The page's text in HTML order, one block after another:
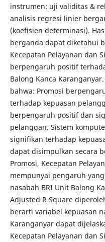
instrumen: uji validitas &
analisis regresi linier
(koefisien determinasi).
berganda dapat diketahui
Kecepatan Pelayanan dan
berpengaruh positif
Balong Kanca
bahwa: Promosi
terhadap kepuasan
berpengaruh positif dan
pelanggan. Sistem
signifikan terhadap
dapat disimpulkan secara
Promosi, Kecepatan
mempunyai pengaruh
nasabah BRI Unit Balong
Adjusted R Square
berarti variabel kepuasan
Karanganyar dapat
Kecepatan Pelayanan dan